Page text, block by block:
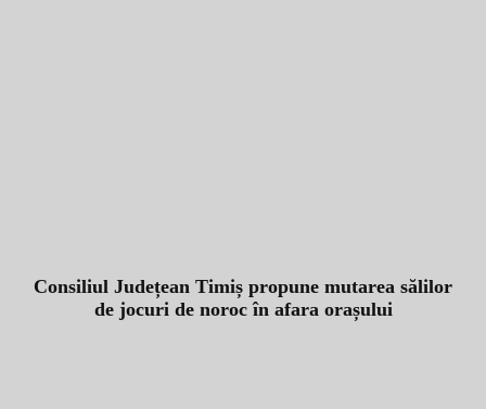
Consiliul Județean Timiș propune mutarea sălilor
de jocuri de noroc în afara orașului